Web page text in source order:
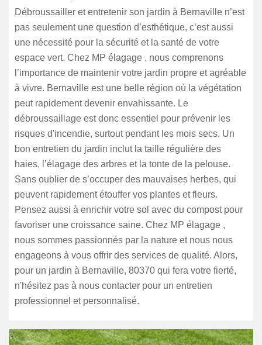
Débroussailler et entretenir son jardin à Bernaville n’est
pas seulement une question d’esthétique, c’est aussi
une nécessité pour la sécurité et la santé de votre
espace vert. Chez MP élagage , nous comprenons
l’importance de maintenir votre jardin propre et agréable
à vivre. Bernaville est une belle région où la végétation
peut rapidement devenir envahissante. Le
débroussaillage est donc essentiel pour prévenir les
risques d'incendie, surtout pendant les mois secs. Un
bon entretien du jardin inclut la taille régulière des
haies, l’élagage des arbres et la tonte de la pelouse.
Sans oublier de s’occuper des mauvaises herbes, qui
peuvent rapidement étouffer vos plantes et fleurs.
Pensez aussi à enrichir votre sol avec du compost pour
favoriser une croissance saine. Chez MP élagage ,
nous sommes passionnés par la nature et nous nous
engageons à vous offrir des services de qualité. Alors,
pour un jardin à Bernaville, 80370 qui fera votre fierté,
n'hésitez pas à nous contacter pour un entretien
professionnel et personnalisé.